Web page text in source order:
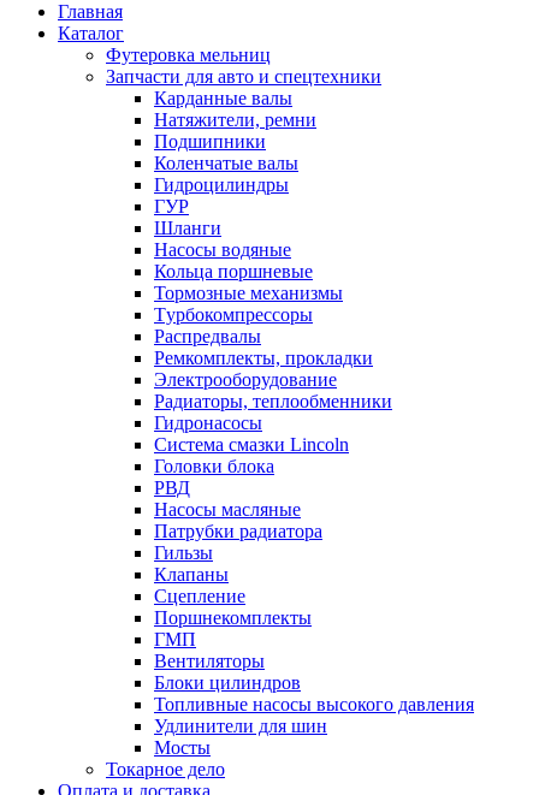
Главная
Каталог
Футеровка мельниц
Запчасти для авто и спецтехники
Карданные валы
Натяжители, ремни
Подшипники
Коленчатые валы
Гидроцилиндры
ГУР
Шланги
Насосы водяные
Кольца поршневые
Тормозные механизмы
Tурбокомпрессоры
Распредвалы
Ремкомплекты, прокладки
Электрооборудование
Радиаторы, теплообменники
Гидронасосы
Система смазки Lincoln
Головки блока
РВД
Насосы масляные
Патрубки радиатоpа
Гильзы
Клапаны
Сцепление
Поршнекомплекты
ГМП
Вентиляторы
Блоки цилиндров
Топливные насосы высокого давления
Удлинители для шин
Мосты
Токарное дело
Оплата и доставка